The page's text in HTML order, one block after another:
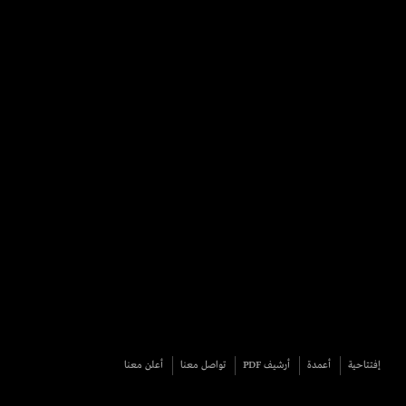
إفتتاحية أعمدة أرشيف PDF تواصل معنا أعلن معنا